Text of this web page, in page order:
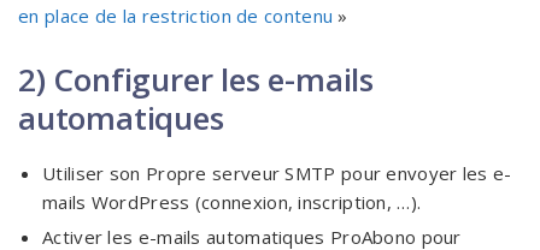
en place de la restriction de contenu »
2) Configurer les e-mails
automatiques
Utiliser son Propre serveur SMTP pour envoyer les e-
mails WordPress (connexion, inscription, …).
Activer les e-mails automatiques ProAbono pour